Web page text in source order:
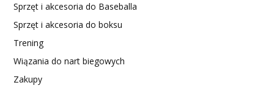
Sprzęt i akcesoria do Baseballa
Sprzęt i akcesoria do boksu
Trening
Wiązania do nart biegowych
Zakupy